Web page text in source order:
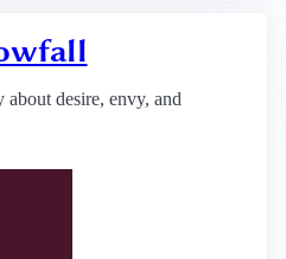
about desire, envy, and